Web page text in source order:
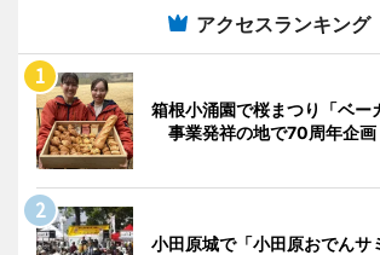
アクセスランキング
箱根小涌園で桜まつり「ベー
事業発祥の地で70周年企画
小田原城で「小田原おでんサ